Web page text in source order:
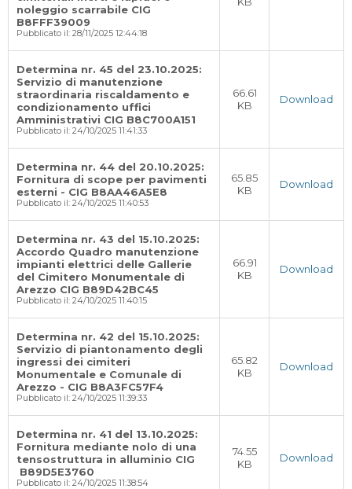
noleggio scarrabile CIG
B8FFF39009
Pubblicato il: 28/11/2025 12:44:18
Determina nr. 45 del 23.10.2025:
Servizio di manutenzione
straordinaria riscaldamento e
condizionamento uffici
Amministrativi CIG B8C700A151
Pubblicato il: 24/10/2025 11:41:33
66.61
KB
Download
Determina nr. 44 del 20.10.2025:
Fornitura di scope per pavimenti
esterni - CIG B8AA46A5E8
Pubblicato il: 24/10/2025 11:40:53
65.85
KB
Download
Determina nr. 43 del 15.10.2025:
Accordo Quadro manutenzione
impianti elettrici delle Gallerie
del Cimitero Monumentale di
Arezzo CIG B89D42BC45
Pubblicato il: 24/10/2025 11:40:15
66.91
KB
Download
Determina nr. 42 del 15.10.2025:
Servizio di piantonamento degli
ingressi dei cimiteri
Monumentale e Comunale di
Arezzo - CIG B8A3FC57F4
Pubblicato il: 24/10/2025 11:39:33
65.82
KB
Download
Determina nr. 41 del 13.10.2025:
Fornitura mediante nolo di una
tensostruttura in alluminio CIG
B89D5E3760
Pubblicato il: 24/10/2025 11:38:54
74.55
KB
Download